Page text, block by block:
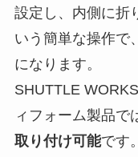
設定し、内側に折
いう簡単な操作で
になります。
SHUTTLE
ィフォーム製品で
取り付け可能です。